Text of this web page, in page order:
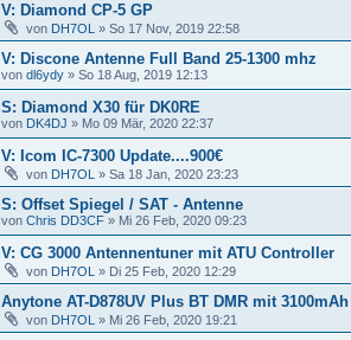
V: Diamond CP-5 GP
von DH7OL » So 17 Nov, 2019 22:58
V: Discone Antenne Full Band 25-1300 mhz
von dl6ydy » So 18 Aug, 2019 12:13
S: Diamond X30 für DK0RE
von DK4DJ » Mo 09 Mär, 2020 22:37
V: Icom IC-7300 Update....900€
von DH7OL » Sa 18 Jan, 2020 23:23
S: Offset Spiegel / SAT - Antenne
von Chris DD3CF » Mi 26 Feb, 2020 09:23
V: CG 3000 Antennentuner mit ATU Controller
von DH7OL » Di 25 Feb, 2020 12:29
Anytone AT-D878UV Plus BT DMR mit
von DH7OL » Mi 26 Feb, 2020 19:21